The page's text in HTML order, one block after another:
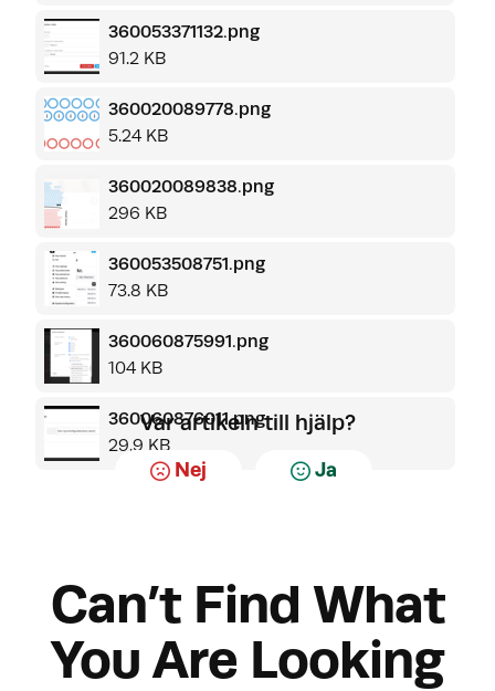
360053371132.png
91.2 KB
360020089778.png
5.24 KB
360020089838.png
296 KB
360053508751.png
73.8 KB
360060875991.png
104 KB
360060876011.png
29.9 KB
Var artikeln till hjälp?
Nej Ja
Can’t Find What
You Are Looking